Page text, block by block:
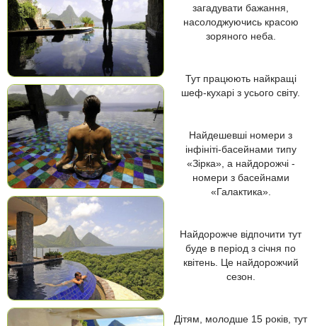
загадувати бажання,
насолоджуючись красою
зоряного неба.
Тут працюють найкращі
шеф-кухарі з усього світу.
Найдешевші номери з
інфініті-басейнами типу
«Зірка», а найдорожчі -
номери з басейнами
«Галактика».
Найдорожче відпочити тут
буде в період з січня по
квітень. Це найдорожчий
сезон.
Дітям, молодше 15 років, тут